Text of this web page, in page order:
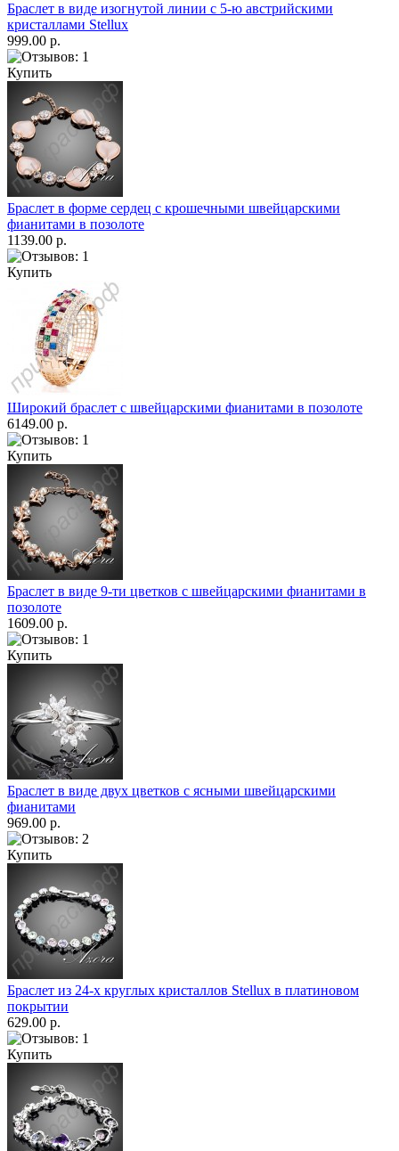
Браслет в виде изогнутой линии с 5-ю австрийскими
кристаллами Stellux
999.00 р.
Купить
Браслет в форме сердец с крошечными швейцарскими
фианитами в позолоте
1139.00 р.
Купить
Широкий браслет с швейцарскими фианитами в позолоте
6149.00 р.
Купить
Браслет в виде 9-ти цветков с швейцарскими фианитами в
позолоте
1609.00 р.
Купить
Браслет в виде двух цветков с ясными швейцарскими
фианитами
969.00 р.
Купить
Браслет из 24-х круглых кристаллов Stellux в платиновом
покрытии
629.00 р.
Купить